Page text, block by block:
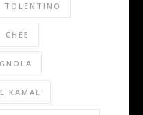
TOLENTINO
CHEE
KAMAE